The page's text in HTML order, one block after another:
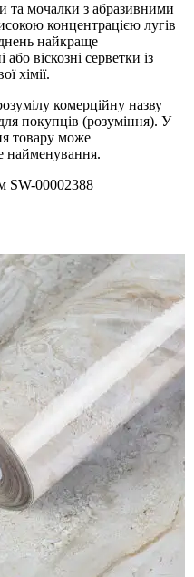
та мочалки з абразивними
концентрацією лугів
найкраще
віскозні серветки із
хімії.
комерційну назву
покупців (розуміння). У
товару може
найменування.
SW-00002388